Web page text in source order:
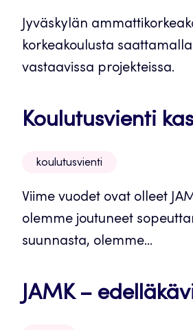
Jyväskylän
korkeakoulusta
vastaavissa projekteissa.
Koulutusvienti
koulutusvienti
Viime vuodet ovat olleet
olemme joutuneet
suunnasta, olemme...
JAMK –